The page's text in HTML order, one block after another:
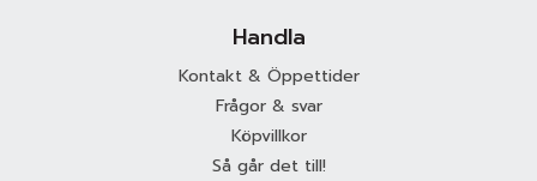
Handla
Kontakt & Öppettider
Frågor & svar
Köpvillkor
Så går det till!